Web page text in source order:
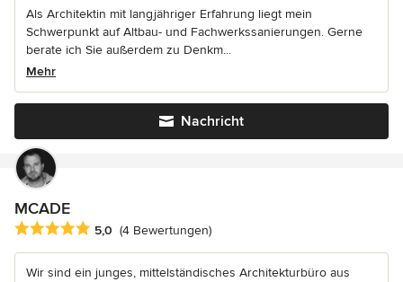
Als Architektin mit langjähriger Erfahrung liegt mein
Schwerpunkt auf Altbau- und Fachwerkssanierungen. Gerne
berate ich Sie außerdem zu Denkm...
Mehr
Nachricht
MCADE
Durchschnittliche Bewertung: 5 von 5 Sternen
5,0 (4 Bewertungen)
Wir sind ein junges, mittelständisches Architekturbüro aus